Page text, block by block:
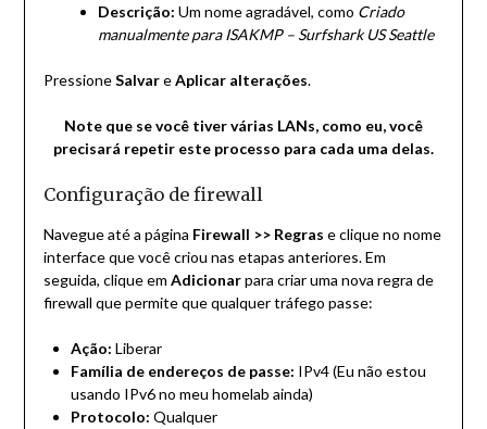
Descrição: Um nome agradável, como Criado
manualmente para ISAKMP – Surfshark US Seattle
PressioneSalvareAplicar alterações.
Note que se você tiver várias LANs, como eu, você
precisará repetir este processo para cada uma delas.
Configuração de firewall
Navegue até a página Firewall >> Regras e clique no nome
interface que você criou nas etapas anteriores. Em
seguida, clique em Adicionarpara criar uma nova regra de
firewall que permite que qualquer tráfego passe:
Ação: Liberar
Família de endereços de passe: IPv4 (Eu não estou
usando IPv6 no meu homelab ainda)
Protocolo: Qualquer